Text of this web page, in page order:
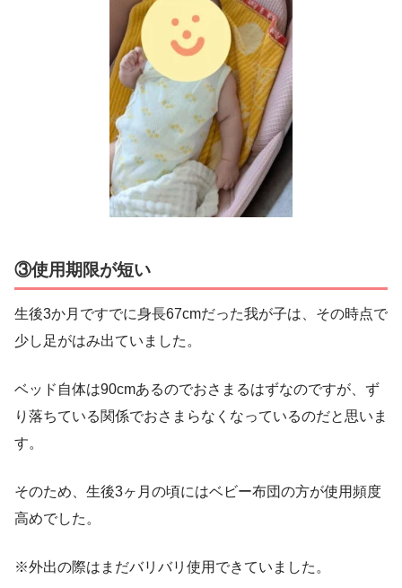
③使用期限が短い
生後3か月ですでに身長67cmだった我が子は、その時点で
少し足がはみ出ていました。
ベッド自体は90cmあるのでおさまるはずなのですが、ず
り落ちている関係でおさまらなくなっているのだと思いま
す。
そのため、生後3ヶ月の頃にはベビー布団の方が使用頻度
高めでした。
※外出の際はまだバリバリ使用できていました。